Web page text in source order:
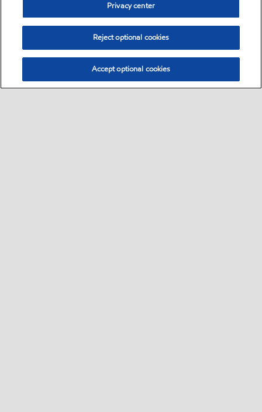
Privacy center
Reject optional cookies
Accept optional cookies